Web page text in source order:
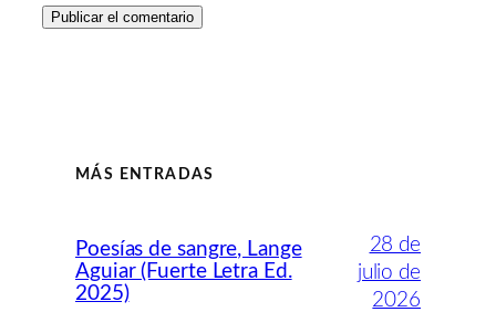
MÁS ENTRADAS
Poesías de sangre, Lange
Aguiar (Fuerte Letra Ed.
2025)
28 de
julio de
2026